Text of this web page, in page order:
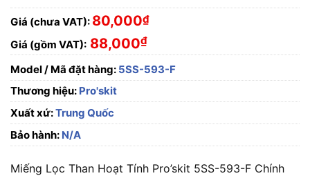
Giá (chưa VAT): 80,000₫
Giá (gồm VAT): 88,000₫
Model / Mã đặt hàng: 5SS-593-F
Thương hiệu: Pro'skit
Xuất xứ:Trung Quốc
Bảo hành: N/A
Miếng Lọc Than Hoạt Tính Pro’skit 5SS-593-F Chính